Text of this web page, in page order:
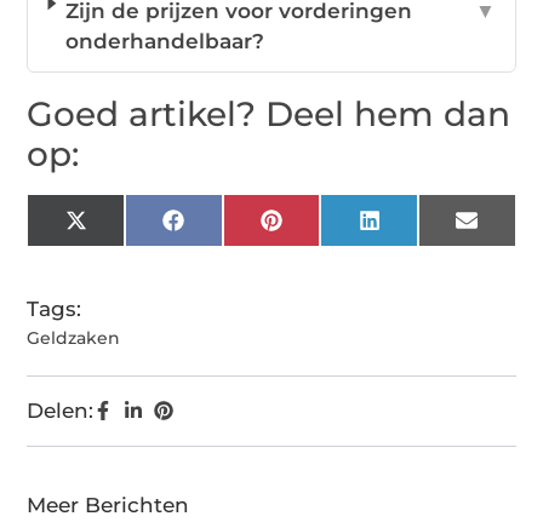
Zijn de prijzen voor vorderingen
onderhandelbaar?
▼
Goed artikel? Deel hem dan
op:
X
(Twitter)
FacebookPinterestLinkedIn Email
Tags:
Geldzaken
Delen:
Meer Berichten